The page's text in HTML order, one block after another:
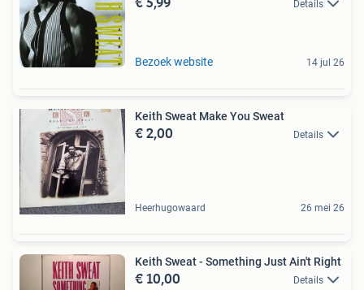
Details
Bezoek website 14 jul 26
Keith Sweat Make You Sweat
€ 2,00 Details
Heerhugowaard 26 mei 26
Keith Sweat - Something Just Ain't Right
€ 10,00 Details